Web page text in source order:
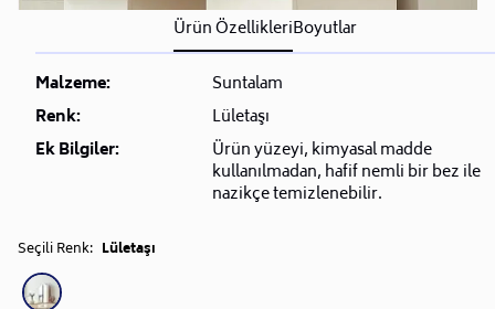
Ürün ÖzellikleriBoyutlar
Malzeme:
Suntalam
Renk:
Lületaşı
Ek Bilgiler:
Ürün yüzeyi, kimyasal madde
kullanılmadan, hafif nemli bir bez ile
nazikçe temizlenebilir.
Seçili Renk: Lületaşı